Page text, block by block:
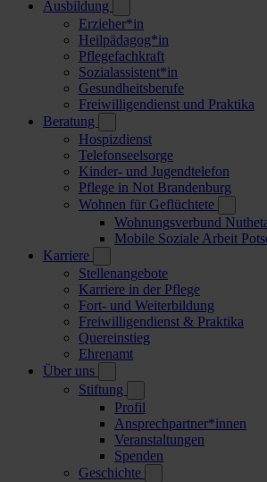
Ausbildung
Erzieher*in
Heilpädagog*in
Pflegefachkraft
Sozialassistent*in
Gesundheitsberufe
Freiwilligendienst und Praktika
Beratung
Hospizdienst
Telefonseelsorge
Kinder- und Jugendtelefon
Pflege in Not Brandenburg
Wohnen für Geflüchtete
Wohnungsverbund
Mobile Soziale Arbeit
Karriere
Stellenangebote
Karriere in der Pflege
Fort- und Weiterbildung
Freiwilligendienst & Praktika
Quereinstieg
Ehrenamt
Über uns
Stiftung
Profil
Ansprechpartner*innen
Veranstaltungen
Spenden
Geschichte